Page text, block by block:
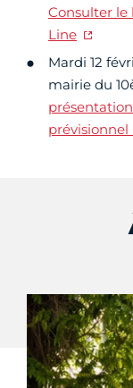
Consulter le
Line
Mardi 12
mairie du
présentation
prévisionnel